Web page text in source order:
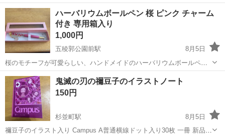
円です 神経質な方はご遠慮下さい ノークレームノーリターンですが
受け取りの際に実物を見て頂いてのキャンセルは大丈夫です 支払いは
現金のみで...
北海道 函館市 五稜郭駅 食器 MST
ハーバリウムボールペン 桜 ピンク チャーム
付き 専用箱入り
1,000円
五稜郭公園前駅
8月5日
桜のモチーフが可愛らしい、ハンドメイドのハーバリウムボールペン
です。ピンクを基調としたデザインで、専用の箱に入っているためプ
レゼントにも最適です。未使用品ですので、状態は非常に良好です。
【商品詳細】 ・種類：ハーバリウム...
北海道 函館市 五稜郭公園前駅 ノベルティグッズ
鬼滅の刃の禰󠄀豆子のイラストノート
150円
杉並町駅
8月5日
禰󠄀豆子のイラスト入り Campus A普通横線ドット入り30枚 一冊 新品未